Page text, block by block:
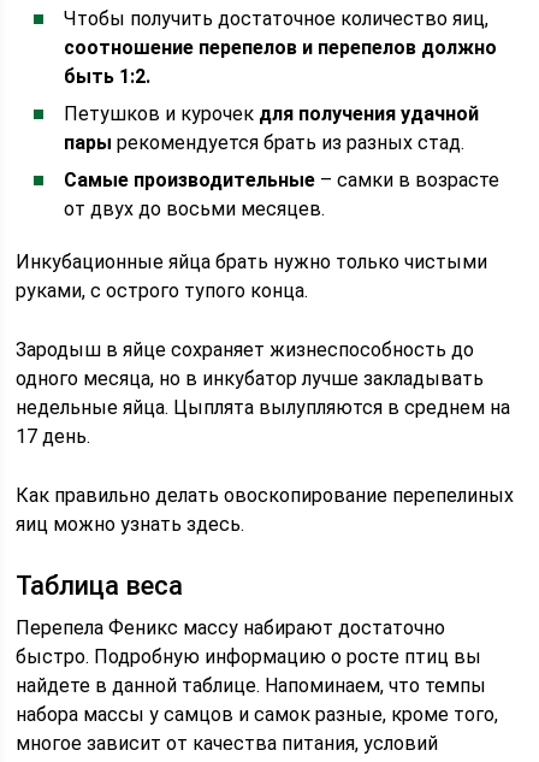
Чтобы получить достаточное количество яиц,
соотношение перепелов и перепелов должно
быть 1:2.
Петушков и курочек для получения удачной
пары рекомендуется брать из разных стад.
Самые производительные – самки в возрасте
от двух до восьми месяцев.
Инкубационные яйца брать нужно только чистыми
руками, с острого тупого конца.
Зародыш в яйце сохраняет жизнеспособность до
одного месяца, но в инкубатор лучше закладывать
недельные яйца. Цыплята вылупляются в среднем на
17 день.
Как правильно делать овоскопирование перепелиных
яиц можно узнать здесь.
Таблица веса
Перепела Феникс массу набирают достаточно
быстро. Подробную информацию о росте птиц вы
найдете в данной таблице. Напоминаем, что темпы
набора массы у самцов и самок разные, кроме того,
многое зависит от качества питания, условий